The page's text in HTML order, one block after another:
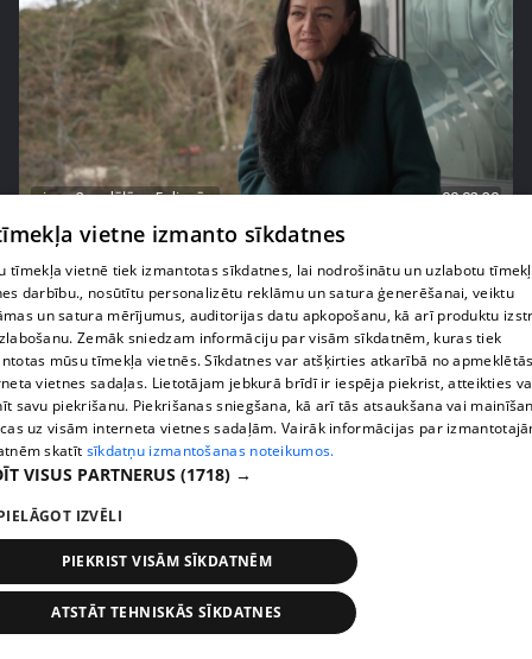
pirms 2 nedēļām, 5 dienām 00:02:30
Agrita Bindre nāk klajā ar sāpīgām atmiņām par
meitas Beatrises diagnozi
55. epizode
pirms 2 nedēļām, 6 dienām
"Rēķinu vīram piestādi!" Olga Koha pie speciālista
vietne izmanto sīkdatnes
tīmekļa vietnē tiek izmantotas sīkdatnes, lai nodrošinātu un uzlabotu
darbību., nosūtītu personalizētu reklāmu un satura ģenerēšanai, veiktu
un satura mērījumus, auditorijas datu apkopošanu, kā arī produktu
Zemāk sniedzam informāciju par visām sīkdatnēm, kuras tiek
mūsu tīmekļa vietnēs. Sīkdatnes var atšķirties atkarībā no
vietnes sadaļas. Lietotājam jebkurā brīdī ir iespēja piekrist, atteikties
savu piekrišanu. Piekrišanas sniegšana, kā arī tās atsaukšana vai
uz visām interneta vietnes sadaļām. Vairāk informācijas par
skatīt sīkdatņu izmantošanas noteikumos.
VISUS PARTNERUS (1718) →
IZVĒLI
PIEKRIST VISĀM SĪKDATNĒM
ATSTĀT TEHNISKĀS SĪKDATNES